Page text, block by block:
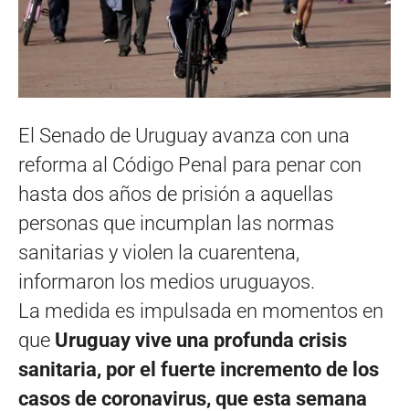
El Senado de Uruguay avanza con una
reforma al Código Penal para penar con
hasta dos años de prisión a aquellas
personas que incumplan las normas
sanitarias y violen la cuarentena,
informaron los medios uruguayos.
La medida es impulsada en momentos en
que Uruguay vive una profunda crisis
sanitaria, por el fuerte incremento de los
casos de coronavirus, que esta semana